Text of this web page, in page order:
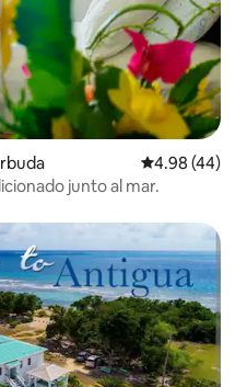
Calificación
4.98 (44)
junto al mar.